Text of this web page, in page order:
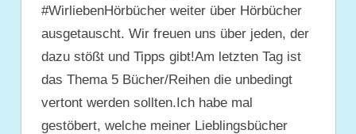
#WirliebenHörbücher weiter über Hörbücher
ausgetauscht. Wir freuen uns über jeden, der
dazu stößt und Tipps gibt!Am letzten Tag ist
das Thema 5 Bücher/Reihen die unbedingt
vertont werden sollten.Ich habe mal
gestöbert, welche meiner Lieblingsbücher